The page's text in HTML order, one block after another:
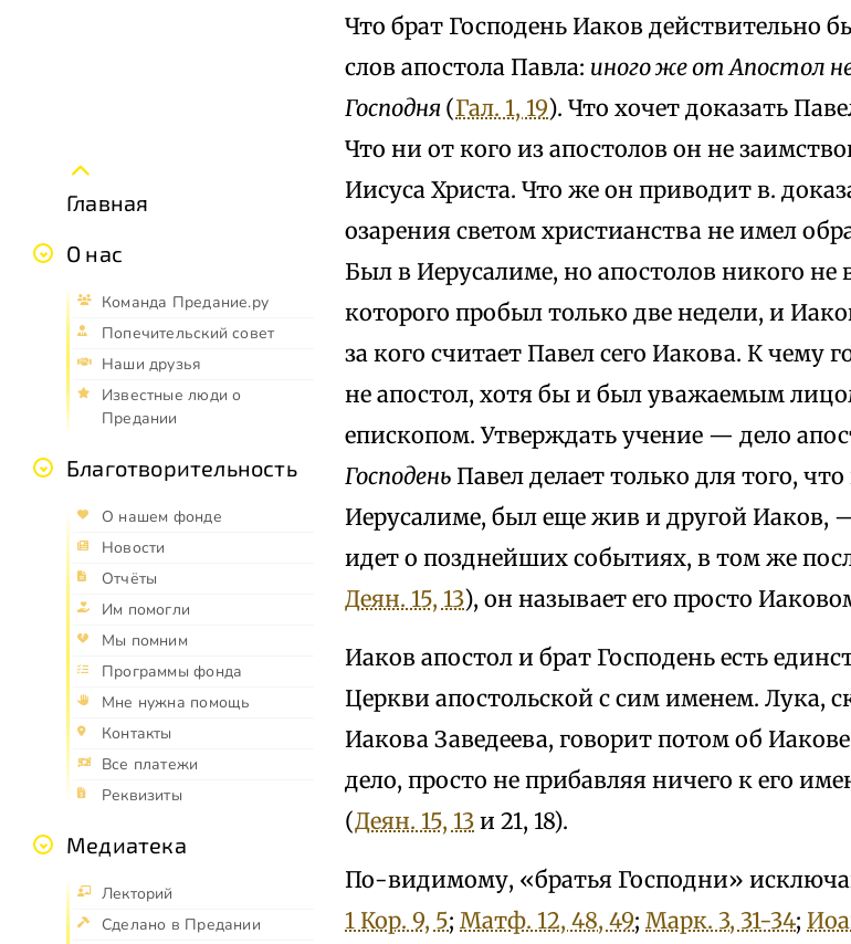
Главная
О нас
Команда Предание.ру
Попечительский совет
Наши друзья
Известные люди о
Предании
Благотворительность
О нашем фонде
Новости
Отчёты
Им помогли
Мы помним
Программы фонда
Мне нужна помощь
Контакты
Все платежи
Реквизиты
Медиатека
Лекторий
Сделано в Предании
Что брат Господень Иаков действительно
слов апостола Павла: иного же от Апостол
Господня (Гал. 1, 19). Что хочет доказать
Что ни от кого из апостолов он не
Иисуса Христа. Что же он приводит в.
озарения светом христианства не имел
Был в Иерусалиме, но апостолов никого не
которого пробыл только две недели, и
за кого считает Павел сего Иакова. К чему
не апостол, хотя бы и был уважаемым
епископом. Утверждать учение — дело
Господень Павел делает только для того,
Иерусалиме, был еще жив и другой Иаков,
идет о позднейших событиях, в том же
Деян. 15, 13), он называет его просто
Иаков апостол и брат Господень есть
Церкви апостольской с сим именем. Лука,
Иакова Заведеева, говорит потом об
дело, просто не прибавляя ничего к его
(Деян. 15, 13 и 21, 18).
По-видимому, «братья Господни»
1 Кор. 9, 5; Матф. 12, 48, 49; Марк. 3, 31-34;